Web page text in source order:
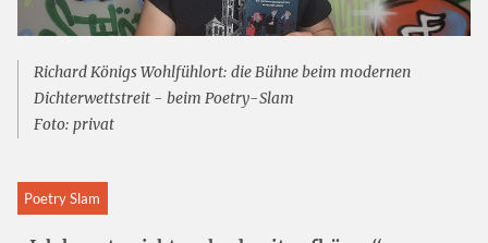
Richard Königs Wohlfühlort: die Bühne beim modernen
Dichterwettstreit - beim Poetry-Slam
Foto: privat
Poetry Slam